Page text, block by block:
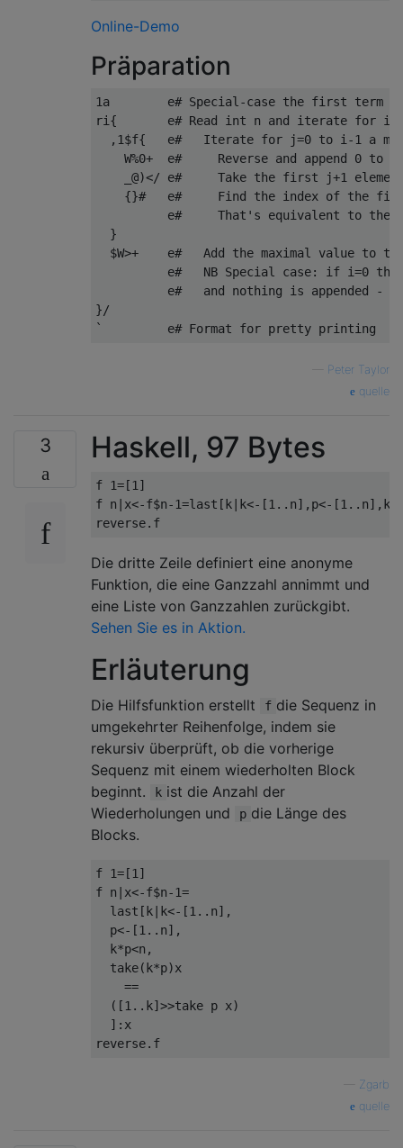
Online-Demo
Präparation
1a        e# Special-case the first term
ri{       e# Read int n and iterate for
,1$f{   e#   Iterate for j=0 to i-1 a
W%0+  e#     Reverse and append 0 to
_@)</ e#     Take the first j+1
{}#   e#     Find the index of the
e#     That's equivalent to the
  }
$W>+    e#   Add the maximal value to
e#   NB Special case: if i=0
e#   and nothing is appended -
}/
Peter Taylor
quelle
3 Haskell, 97 Bytes
f 1=[1]
f n|x<-f$n-1=last[k|k<-[1..n],p<-
Die dritte Zeile definiert eine anonyme
Funktion, die eine Ganzzahl annimmt und
eine Liste von Ganzzahlen zurückgibt.
Sehen Sie es in Aktion.
Erläuterung
Die Hilfsfunktion erstellt f die Sequenz in
umgekehrter Reihenfolge, indem sie
rekursiv überprüft, ob die vorherige
Sequenz mit einem wiederholten Block
beginnt.
k ist die Anzahl der
Wiederholungen und
p die Länge des
Blocks.
f 1=[1]                                   --
f n|x<-f$n-1=                             --
last[k|k<-[1..n],
p<-[1..n],
k*p<n,
take(k*p)x
==
([1..k]>>take p x)
]:x
Zgarb
quelle